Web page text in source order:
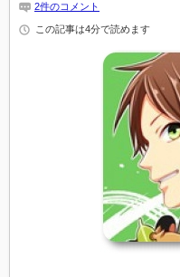
2件のコメント
この記事は4分で読めます